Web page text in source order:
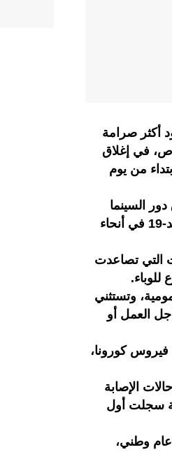
أكثر صرامة
في إغلاق
من يوم
السينما
والمسارح، وذلك بعد تسجيل أعداد قياسية في حالات الإصابة بفيروس كوفيد-19 في أنحاء
التي تصاعدت
للوباء.
وتستثني
العمل أو
كورونا،
الإصابة
السبت، مقابل 19.143 حالة إصابة سجلت أول
وطني،